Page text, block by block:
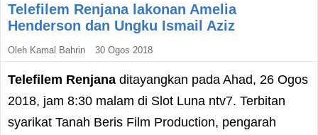
Telefilem Renjana lakonan Amelia
Henderson dan Ungku Ismail Aziz
Oleh Kamal Bahrin 30 Ogos 2018
Telefilem Renjana ditayangkan pada Ahad, 26 Ogos
2018, jam 8:30 malam di Slot Luna ntv7. Terbitan
syarikat Tanah Beris Film Production, pengarah